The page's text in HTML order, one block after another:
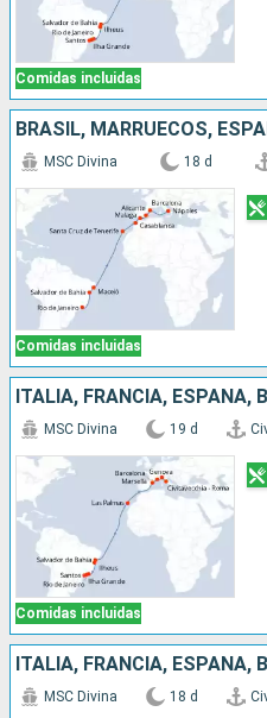
Comidas incluidas
BRASIL, MARRUECOS,
Comidas incluidas
MSC Divina 18 d
ITALIA, FRANCIA, ESPAÑA,
Comidas incluidas
MSC Divina 19 d
ITALIA, FRANCIA, ESPAÑA,
MSC Divina 18 d